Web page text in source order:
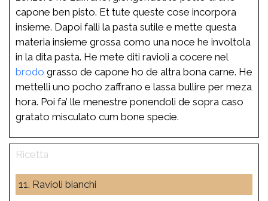
capone ben pisto. Et tute queste cose incorpora
insieme. Dapoi falli la pasta sutile e mette questa
materia insieme grossa como una noce he involtola
in la dita pasta. He mete diti ravioli a cocere nel
brodo grasso de capone ho de altra bona carne. He
mettelli uno pocho zaffrano e lassa bullire per meza
hora. Poi fa’ lle menestre ponendoli de sopra caso
gratato misculato cum bone specie.
11. Ravioli bianchi